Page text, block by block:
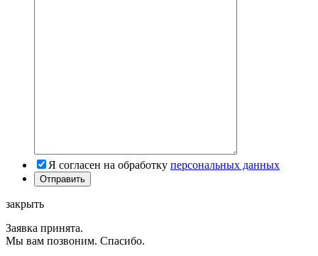
Я согласен на обработку персональных данных
закрыть
Заявка принята.
Мы вам позвоним. Спасибо.